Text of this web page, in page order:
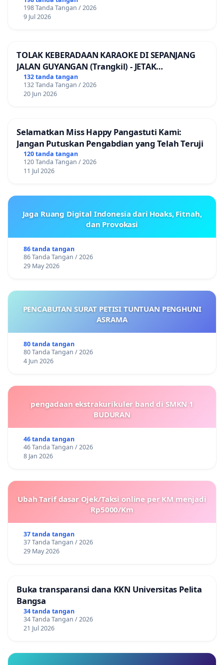
198 Tanda Tangan / 2026
9 Jul 2026
TOLAK KEBERADAAN KARAOKE DI SEPANJANG
JALAN GUYANGAN (Trangkil) - JETAK
(Wedarijaksa) Kab. PATI
132 tanda tangan
132 Tanda Tangan / 2026
20 Jun 2026
Selamatkan Miss Happy Pangastuti Kami:
Jangan Putuskan Pengabdian yang Telah Teruji
120 tanda tangan
120 Tanda Tangan / 2026
11 Jul 2026
Jaga Ruang Digital Indonesia dari Hoaks, Fitnah,
dan Provokasi
86 tanda tangan
86 Tanda Tangan / 2026
29 May 2026
PENCABUTAN SURAT PETISI TUNTUAN PENGHUNI
ASRAMA
80 tanda tangan
80 Tanda Tangan / 2026
4 Jun 2026
pengadaan ekstrakurikuler band di SMKN 1
BUDURAN
46 tanda tangan
46 Tanda Tangan / 2026
8 Jan 2026
Ubah Tarif dasar Ojek/Taksi online per KM menjadi
Rp5000/Km
37 tanda tangan
37 Tanda Tangan / 2026
29 May 2026
Buka transparansi dana KKN Universitas Pelita
Bangsa
34 tanda tangan
34 Tanda Tangan / 2026
21 Jul 2026